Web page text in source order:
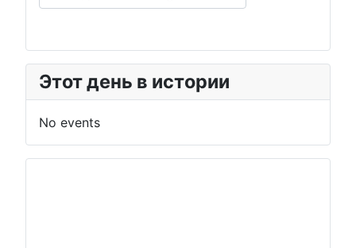
Этот день в истории
No events